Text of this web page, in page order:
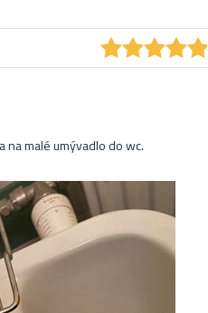
★★★★★
★★★★★
na malé umývadlo do wc.